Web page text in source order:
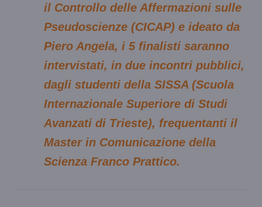
il Controllo delle Affermazioni sulle
Pseudoscienze (CICAP) e ideato da
Piero Angela, i 5 finalisti saranno
intervistati, in due incontri pubblici,
dagli studenti della SISSA (Scuola
Internazionale Superiore di Studi
Avanzati di Trieste), frequentanti il
Master in Comunicazione della
Scienza Franco Prattico.